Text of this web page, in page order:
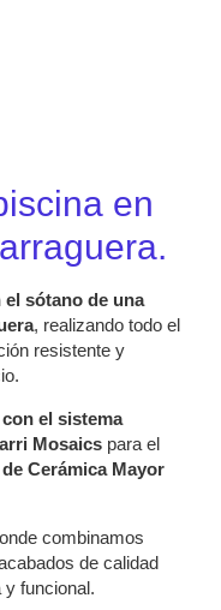
en
sótano de una
, realizando todo el
resistente y
el sistema
Mosaics para el
Cerámica Mayor
combinamos
de calidad
y funcional.